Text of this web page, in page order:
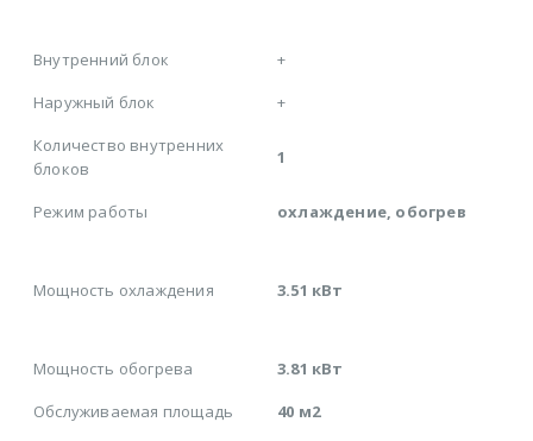
Внутренний блок
+
Наружный блок
+
Количество внутренних
блоков
1
Режим работы охлаждение, обогрев
Мощность охлаждения 3.51 кВт
Мощность обогрева
3.81 кВт
Обслуживаемая площадь
40 м2